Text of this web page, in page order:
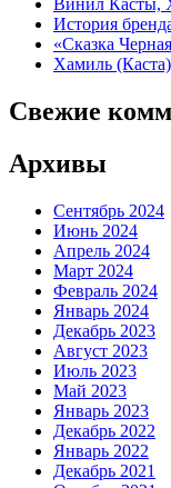
История
«Сказка
Хамиль
Свежие
Архивы
Сентябрь 2024
Июнь 2024
Апрель 2024
Март 2024
Февраль 2024
Январь 2024
Декабрь 2023
Август 2023
Июль 2023
Май 2023
Январь 2023
Декабрь 2022
Январь 2022
Декабрь 2021